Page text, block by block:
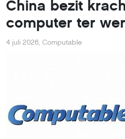
China bezit
com­pu­ter ter
4 juli 2026, Computable